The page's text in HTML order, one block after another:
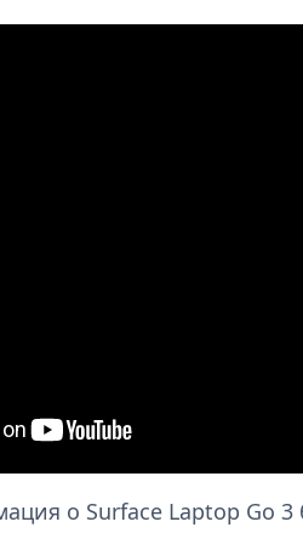
о Surface Laptop Go 3